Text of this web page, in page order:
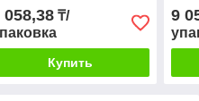
058,38₸/
Купить
9